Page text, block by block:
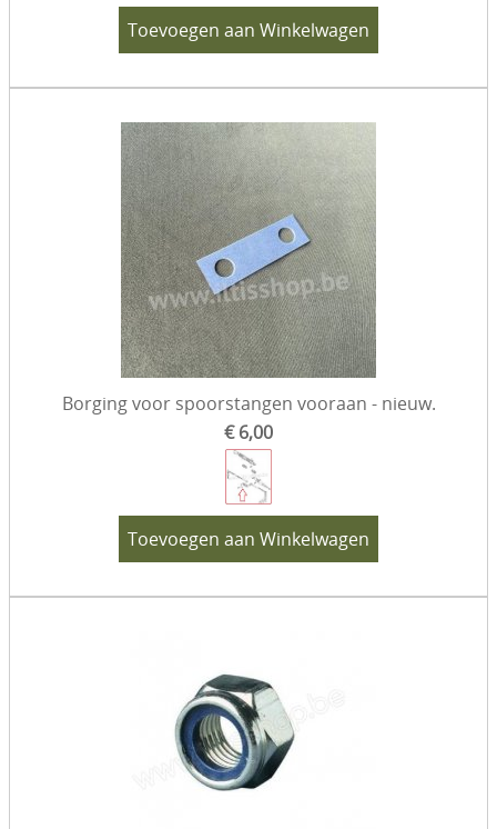
Toevoegen aan Winkelwagen
Borging voor spoorstangen vooraan - nieuw.
€ 6,00
Toevoegen aan Winkelwagen